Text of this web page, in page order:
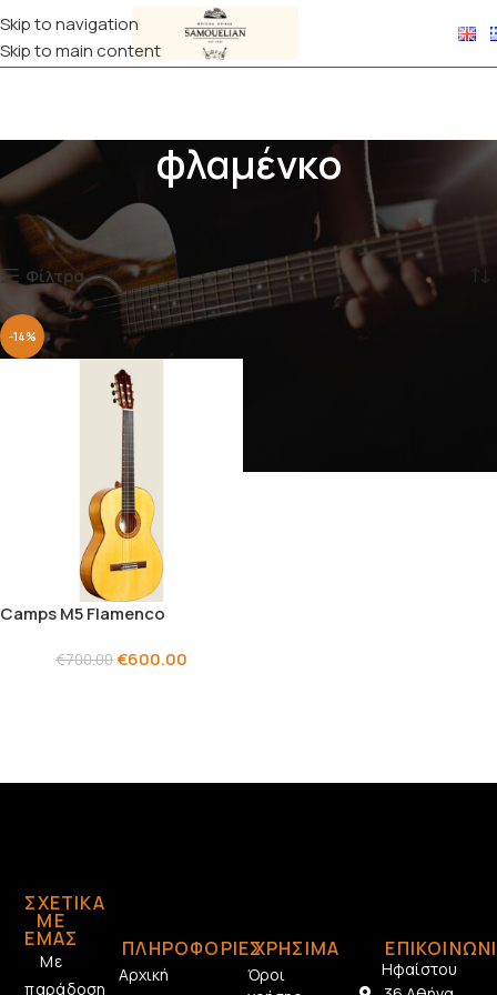
Skip to navigation
Skip to main content
φλαμένκο
Αρχική σελίδα
Προϊόντα με ετικέτα “φλαμένκο”
Εμφάνιση του μοναδικού αποτελέσματος
Φίλτρα
-14%
Camps M5 Flamenco
€700.00€600.00
ΣΧΕΤΙΚΆ
ΜΕ
ΕΜΆΣ
Με
παράδοση
ΠΛΗΡΟΦΟΡΙΕΣ
Αρχική
ΧΡΗΣΙΜΑ
Όροι
Ηφαίστου